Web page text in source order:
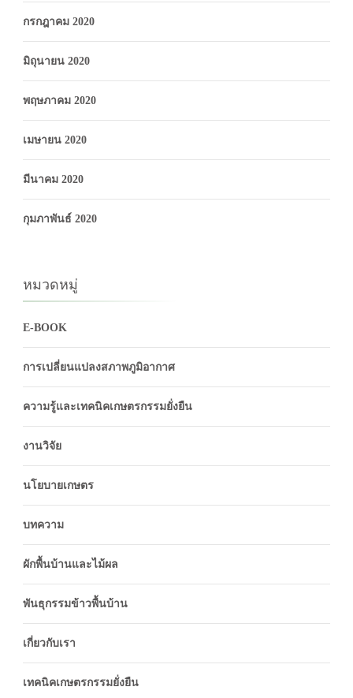
กรกฎาคม 2020
มิถุนายน 2020
พฤษภาคม 2020
เมษายน 2020
มีนาคม 2020
กุมภาพันธ์ 2020
หมวดหมู่
E-BOOK
การเปลี่ยนแปลงสภาพภูมิอากาศ
ความรู้และเทคนิคเกษตรกรรมยั่งยืน
งานวิจัย
นโยบายเกษตร
บทความ
ผักพื้นบ้านและไม้ผล
พันธุกรรมข้าวพื้นบ้าน
เกี่ยวกับเรา
เทคนิคเกษตรกรรมยั่งยืน